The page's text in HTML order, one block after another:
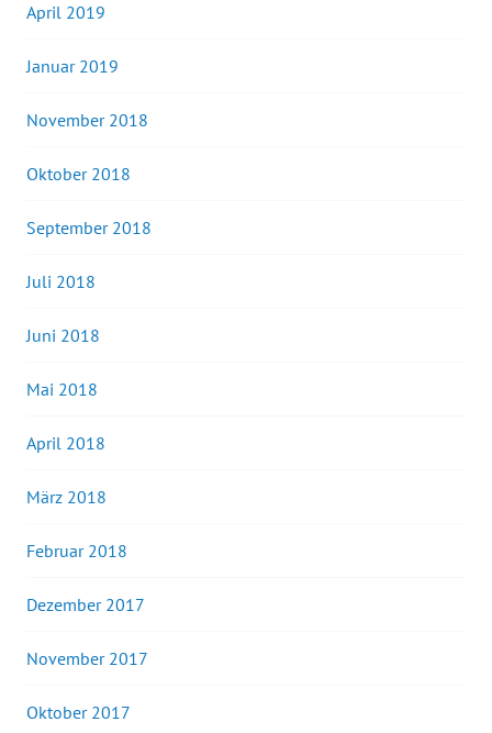
April 2019
Januar 2019
November 2018
Oktober 2018
September 2018
Juli 2018
Juni 2018
Mai 2018
April 2018
März 2018
Februar 2018
Dezember 2017
November 2017
Oktober 2017